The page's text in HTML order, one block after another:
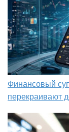
Финансовый
перекраивают